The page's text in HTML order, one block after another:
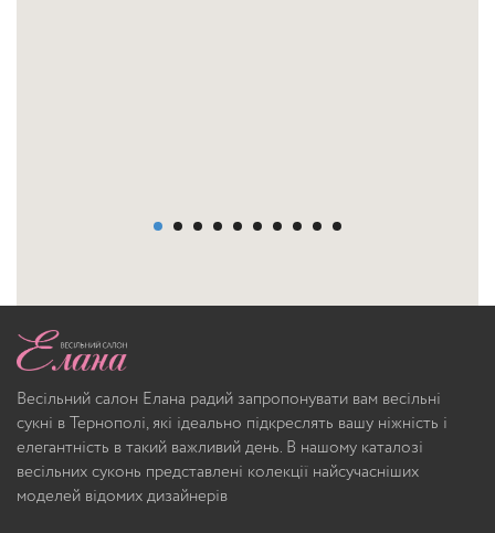
Весільний салон Елана радий запропонувати вам весільні
сукні в Тернополі, які ідеально підкреслять вашу ніжність і
елегантність в такий важливий день. В нашому каталозі
весільних суконь представлені колекції найсучасніших
моделей відомих дизайнерів